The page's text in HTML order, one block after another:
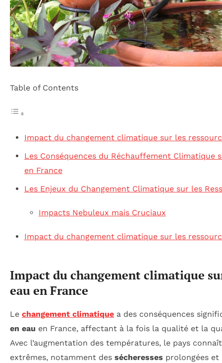
Table of Contents
Impact du changement climatique sur les
Les Conséquences du Réchauffement Climatique
en France
Les Enjeux du Changement Climatique sur les
Impacts Nebuleux mais Cruciaux
Impact du changement climatique sur les
Impact du changement climatique
eau en France
Le changement climatique a des conséquences
en eau en France, affectant à la fois la qualité et la
Avec l’augmentation des températures, le pays
extrêmes, notamment des sécheresses prolongées